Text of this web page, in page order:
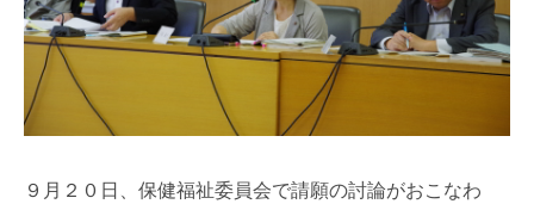
９月２０日、保健福祉委員会で請願の討論がおこなわ